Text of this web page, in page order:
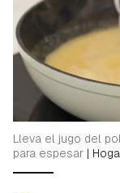
Lleva el jugo del
para espesar |